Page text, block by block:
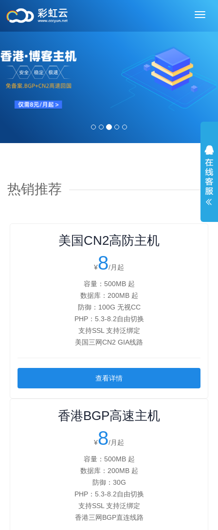
切
热销推荐
美国CN2高防主机
¥8/月起
容量：500MB 起
数据库：200MB 起
防御：100G 无视CC
PHP：5.3-8.2自由切换
支持SSL 支持泛绑定
美国三网CN2 GIA线路
查看详情
香港BGP高速主机
¥8/月起
容量：500MB 起
数据库：200MB 起
防御：30G
PHP：5.3-8.2自由切换
支持SSL 支持泛绑定
香港三网BGP直连线路